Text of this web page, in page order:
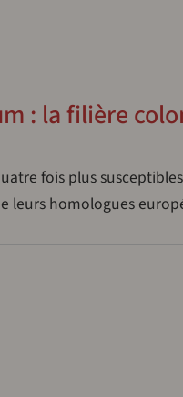
: la filière
fois plus
leurs homologues